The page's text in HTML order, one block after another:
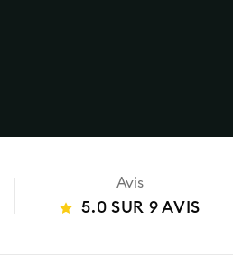
Avis
5.0 SUR 9 AVIS